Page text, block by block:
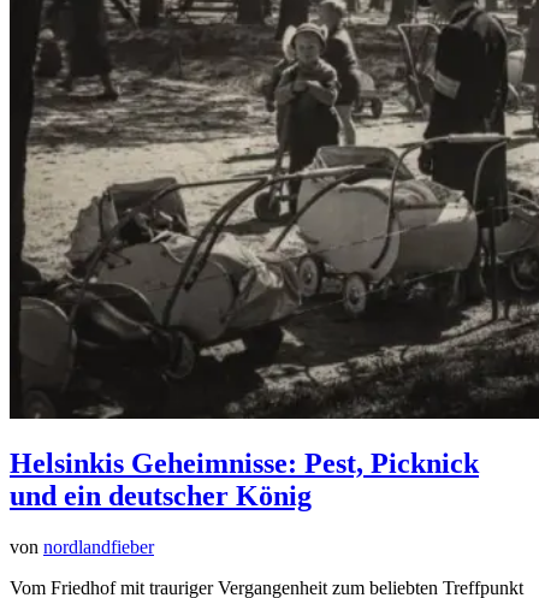
Helsinkis Geheimnisse: Pest, Picknick
und ein deutscher König
von nordlandfieber
Vom Friedhof mit trauriger Vergangenheit zum beliebten Treffpunkt